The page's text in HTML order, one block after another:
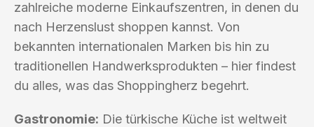
zahlreiche moderne Einkaufszentren, in denen du
nach Herzenslust shoppen kannst. Von
bekannten internationalen Marken bis hin zu
traditionellen Handwerksprodukten – hier findest
du alles, was das Shoppingherz begehrt.
Gastronomie: Die türkische Küche ist weltweit